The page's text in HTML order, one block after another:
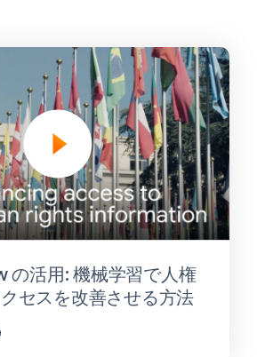
の活用: 機械学習で人権
セスを改善させる方法